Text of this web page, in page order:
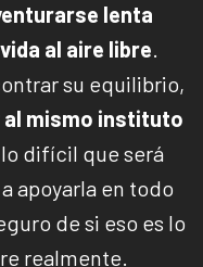
lenta
al aire libre.
su equilibrio,
mismo instituto
difícil que será
apoyarla en todo
de si eso es lo
realmente.